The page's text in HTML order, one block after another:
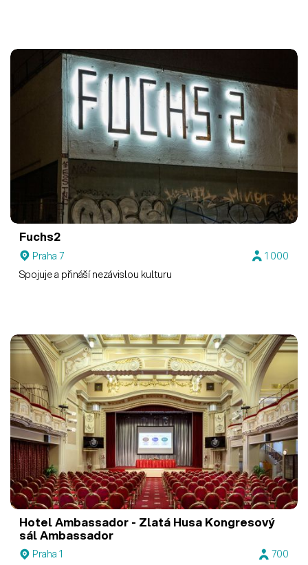
Fuchs2
Praha 7
1 000
Spojuje a přináší nezávislou kulturu
Hotel Ambassador - Zlatá Husa Kongresový
sál Ambassador
Praha 1
700